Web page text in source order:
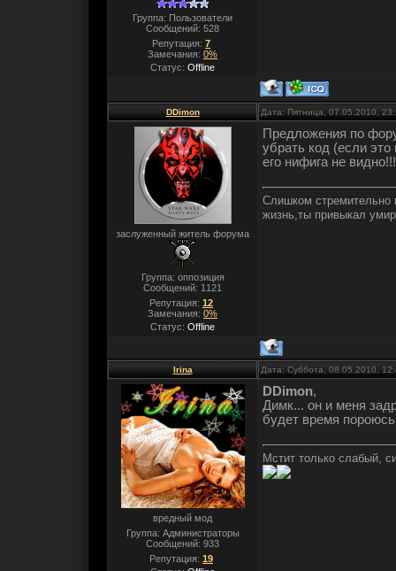
Группа: Пользователи
Сообщений: 528
Репутация: 7
Замечания: 0%
Статус: Offline
DDimon Дата: Пятница, 07.05.2010,
заслуженный житель форума
Группа: оппозиция
Сообщений: 1121
Репутация: 12
Замечания: 0%
Статус: Offline
Предложения по
убрать код (если
его нифига не видно!!!
Слишком стремительно
жизнь,ты привыкал
Irina Дата: Суббота, 08.05.2010,
вредный мод
Группа: Администраторы
Сообщений: 933
Репутация: 19
DDimon,
Димк... он и меня
будет время
Мстит только слабый,